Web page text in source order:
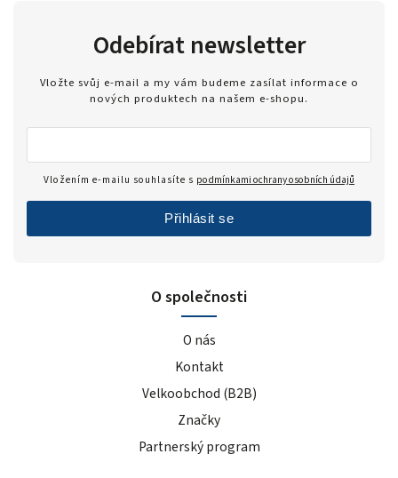
O společnosti
O nás
Kontakt
Velkoobchod (B2B)
Značky
Partnerský program
Odebírat newsletter
Vložte svůj e-mail a my vám budeme zasílat informace o
nových produktech na našem e-shopu.
Vložením e-mailu souhlasíte s podmínkami ochrany osobních údajů
Přihlásit se